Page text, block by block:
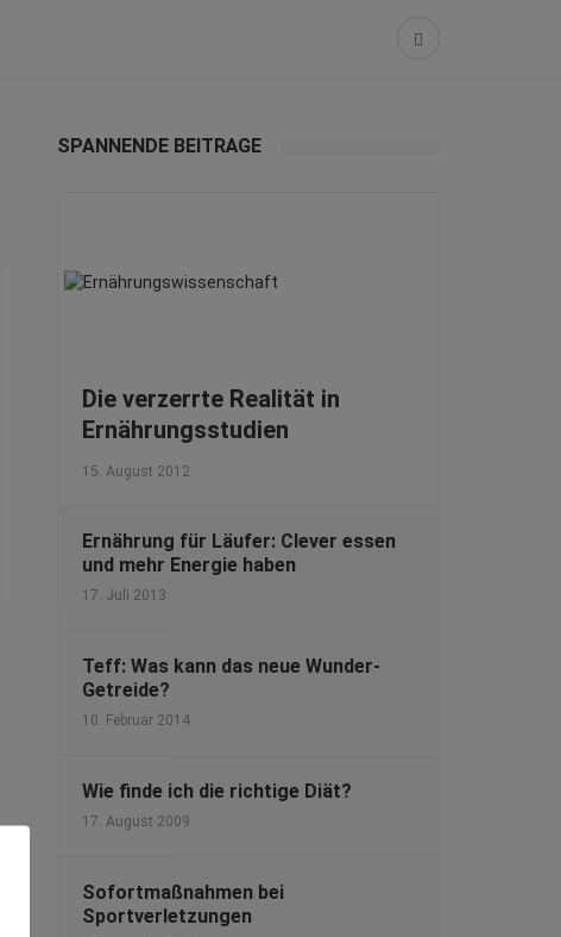
SPANNENDE BEITRÄGE
Die verzerrte Realität in
Ernährungsstudien
15. August 2012
Ernährung für Läufer: Clever essen
und mehr Energie haben
17. Juli 2013
Teff: Was kann das neue Wunder-
Getreide?
10. Februar 2014
Wie finde ich die richtige Diät?
17. August 2009
Sofortmaßnahmen bei
Sportverletzungen